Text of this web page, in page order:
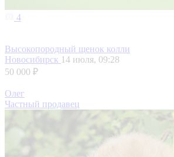
4
Высокопородный щенок колли
Новосибирск 14 июля, 09:28
50 000 ₽
Олег
Частный продавец